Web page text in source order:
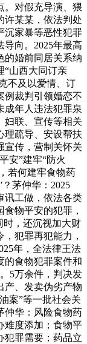
。对假充导演、猥
许某某，依法判处
沉家暴等恶性犯罪
向。2025年最高
的婚前同居关系纳
“山西大同订亲
不及以爱情、订
例裁判引领婚恋不
成年人违法犯罪泉
妇联、宣传等相关
理疏导、安设帮扶
宣传，营制关怀关
安”建牢“防火
若何建牢食物药
茅仲华：2025
讯工做，依法各类
物平安的犯罪，
时，还沉视加大财
犯罪再犯能力，
年，全法律王法
的食物犯罪案件和
5万余件，判决发
产、发卖伪劣产物
案”等一批社会关
仲华：风险食物药
难度添加；食物平
犯罪需要；药品立